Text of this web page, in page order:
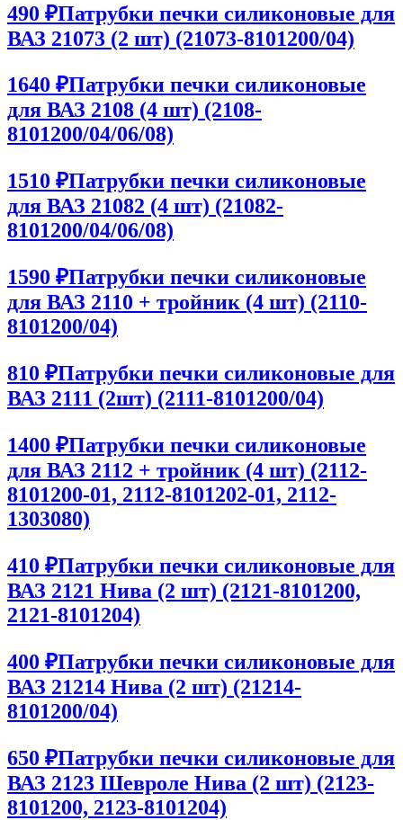
490 ₽Патрубки печки силиконовые для
ВАЗ 21073 (2 шт) (21073-8101200/04)
1640 ₽Патрубки печки силиконовые
для ВАЗ 2108 (4 шт) (2108-
8101200/04/06/08)
1510 ₽Патрубки печки силиконовые
для ВАЗ 21082 (4 шт) (21082-
8101200/04/06/08)
1590 ₽Патрубки печки силиконовые
для ВАЗ 2110 + тройник (4 шт) (2110-
8101200/04)
810 ₽Патрубки печки силиконовые для
ВАЗ 2111 (2шт) (2111-8101200/04)
1400 ₽Патрубки печки силиконовые
для ВАЗ 2112 + тройник (4 шт) (2112-
8101200-01, 2112-8101202-01, 2112-
1303080)
410 ₽Патрубки печки силиконовые для
ВАЗ 2121 Нива (2 шт) (2121-8101200,
2121-8101204)
400 ₽Патрубки печки силиконовые для
ВАЗ 21214 Нива (2 шт) (21214-
8101200/04)
650 ₽Патрубки печки силиконовые для
ВАЗ 2123 Шевроле Нива (2 шт) (2123-
8101200, 2123-8101204)